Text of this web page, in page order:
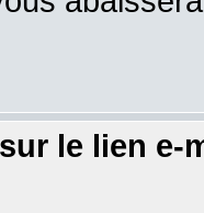
le lien e-